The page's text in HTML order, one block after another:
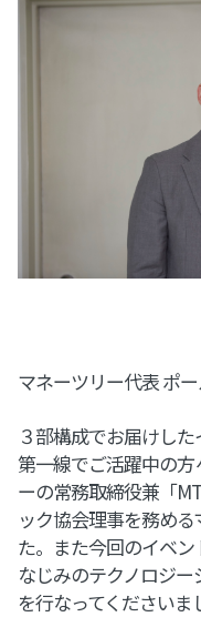
マネーツリー代表 ポ
３部構成でお届けし
第一線でご活躍中の
ーの常務取締役兼「
ック協会理事を務め
た。また今回のイベ
なじみのテクノロジ
を行なってくださいま